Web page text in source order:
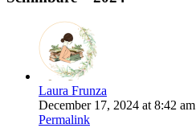
Laura Frunza
December 17, 2024 at 8:42 am
Permalink